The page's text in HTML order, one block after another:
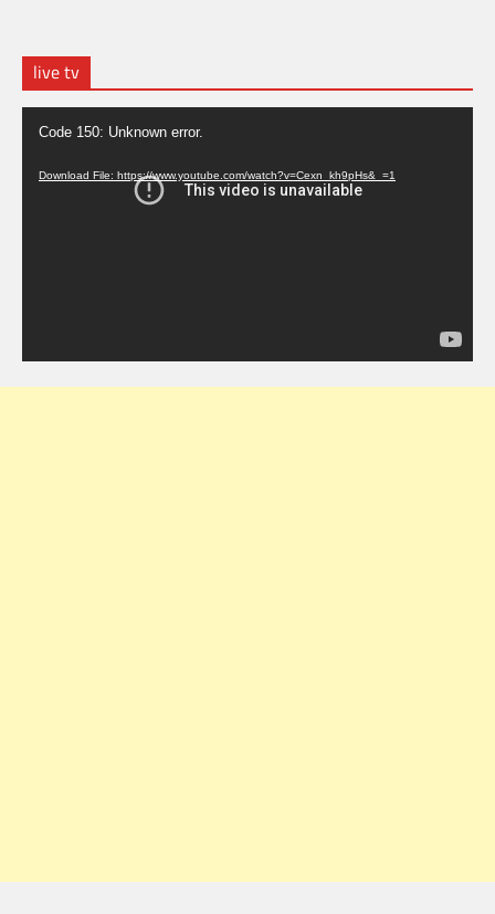
live tv
Video
Player
Code 150: Unknown error.
Download File: https://www.youtube.com/watch?v=Cexn_kh9pHs&_=1